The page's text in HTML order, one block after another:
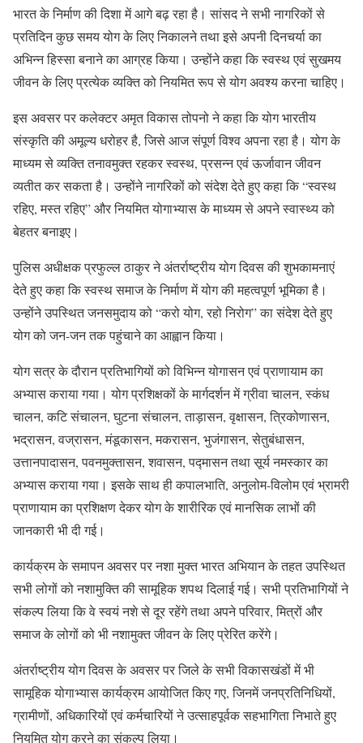
भारत के निर्माण की दिशा में आगे बढ़ रहा है। सांसद ने सभी नागरिकों से
प्रतिदिन कुछ समय योग के लिए निकालने तथा इसे अपनी दिनचर्या का
अभिन्न हिस्सा बनाने का आग्रह किया। उन्होंने कहा कि स्वस्थ एवं सुखमय
जीवन के लिए प्रत्येक व्यक्ति को नियमित रूप से योग अवश्य करना चाहिए।
इस अवसर पर कलेक्टर अमृत विकास तोपनो ने कहा कि योग भारतीय
संस्कृति की अमूल्य धरोहर है, जिसे आज संपूर्ण विश्व अपना रहा है। योग के
माध्यम से व्यक्ति तनावमुक्त रहकर स्वस्थ, प्रसन्न एवं ऊर्जावान जीवन
व्यतीत कर सकता है। उन्होंने नागरिकों को संदेश देते हुए कहा कि “स्वस्थ
रहिए, मस्त रहिए” और नियमित योगाभ्यास के माध्यम से अपने स्वास्थ्य को
बेहतर बनाइए।
पुलिस अधीक्षक प्रफुल्ल ठाकुर ने अंतर्राष्ट्रीय योग दिवस की शुभकामनाएं
देते हुए कहा कि स्वस्थ समाज के निर्माण में योग की महत्वपूर्ण भूमिका है।
उन्होंने उपस्थित जनसमुदाय को “करो योग, रहो निरोग” का संदेश देते हुए
योग को जन-जन तक पहुंचाने का आह्वान किया।
योग सत्र के दौरान प्रतिभागियों को विभिन्न योगासन एवं प्राणायाम का
अभ्यास कराया गया। योग प्रशिक्षकों के मार्गदर्शन में ग्रीवा चालन, स्कंध
चालन, कटि संचालन, घुटना संचालन, ताड़ासन, वृक्षासन, त्रिकोणासन,
भद्रासन, वज्रासन, मंडूकासन, मकरासन, भुजंगासन, सेतुबंधासन,
उत्तानपादासन, पवनमुक्तासन, शवासन, पद्मासन तथा सूर्य नमस्कार का
अभ्यास कराया गया। इसके साथ ही कपालभाति, अनुलोम-विलोम एवं भ्रामरी
प्राणायाम का प्रशिक्षण देकर योग के शारीरिक एवं मानसिक लाभों की
जानकारी भी दी गई।
कार्यक्रम के समापन अवसर पर नशा मुक्त भारत अभियान के तहत उपस्थित
सभी लोगों को नशामुक्ति की सामूहिक शपथ दिलाई गई। सभी प्रतिभागियों ने
संकल्प लिया कि वे स्वयं नशे से दूर रहेंगे तथा अपने परिवार, मित्रों और
समाज के लोगों को भी नशामुक्त जीवन के लिए प्रेरित करेंगे।
अंतर्राष्ट्रीय योग दिवस के अवसर पर जिले के सभी विकासखंडों में भी
सामूहिक योगाभ्यास कार्यक्रम आयोजित किए गए, जिनमें जनप्रतिनिधियों,
ग्रामीणों, अधिकारियों एवं कर्मचारियों ने उत्साहपूर्वक सहभागिता निभाते हुए
नियमित योग करने का संकल्प लिया।